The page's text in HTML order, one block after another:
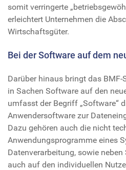
somit verringerte
erleichtert Unternehmen die
Wirtschaftsgüter.
Bei der Software auf dem
Darüber hinaus bringt das
in Sachen Software auf den
umfasst der Begriff „Software“
Anwendersoftware zur
Dazu gehören auch die nicht
Anwendungsprogramme eines
Datenverarbeitung, sowie
auch auf den individuellen